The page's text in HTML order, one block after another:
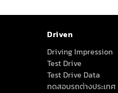
Driven
Driving Impression
Test Drive
Test Drive Data
ทดสอบรถต่างประเทศ